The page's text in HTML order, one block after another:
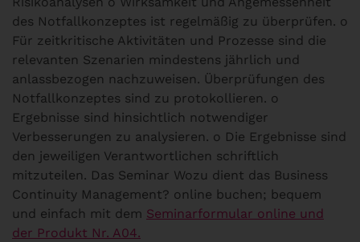
des Notfallkonzeptes ist regelmäßig zu überprüfen. o
Für zeitkritische Aktivitäten und Prozesse sind die
relevanten Szenarien mindestens jährlich und
anlassbezogen nachzuweisen. Überprüfungen des
Notfallkonzeptes sind zu protokollieren. o
Ergebnisse sind hinsichtlich notwendiger
Verbesserungen zu analysieren. o Die Ergebnisse sind
den jeweiligen Verantwortlichen schriftlich
mitzuteilen. Das Seminar Wozu dient das Business
Continuity Management? online buchen; bequem
und einfach mit dem Seminarformular online und
der Produkt Nr. A04.